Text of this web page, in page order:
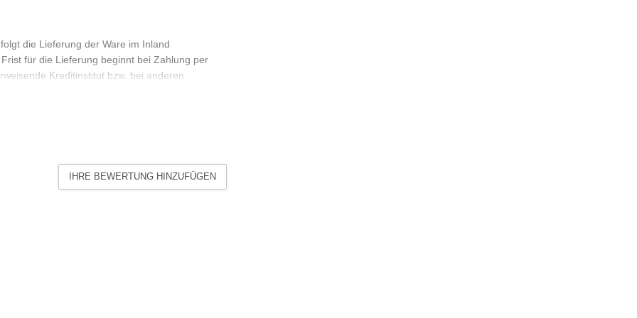
die Lieferung der Ware im Inland
für die Lieferung beginnt bei Zahlung per
Kreditinstitut bzw. bei anderen
dem Ablauf des letzten Tages der Frist. Fällt
staatlich anerkannten allgemeinen
sofern wir keine abweichenden
in diesem Fall nach dem Artikel mit der
IHRE BEWERTUNG HINZUFÜGEN